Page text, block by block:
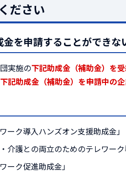
ださい
を申請することができな
実施の下記助成金（補助金）を
記助成金（補助金）を申請中の企
ーク導入ハンズオン支援助成金」
介護との両立のためのテレワーク
ーク促進助成金」